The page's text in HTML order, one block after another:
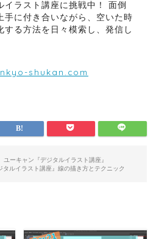
イラスト講座に挑戦中！ 面倒
手に付き合いながら、空いた時
する方法を日々模索し、発信し
shukan.com
ユーキャン『デジタルイラスト講座』
タルイラスト講座』線の描き方とテクニック